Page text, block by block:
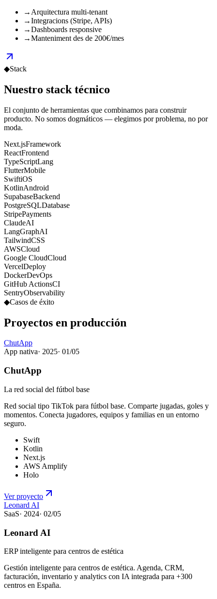
→ Arquitectura multi-tenant
→Integracions (Stripe, APIs)
→Dashboards responsive
→Manteniment des de 200€/mes
◆Stack
Nuestro stack técnico
El conjunto de herramientas que combinamos para construir
producto. No somos dogmáticos — elegimos por problema, no por
moda.
Next.jsFramework
ReactFrontend
TypeScriptLang
FlutterMobile
SwiftiOS
KotlinAndroid
SupabaseBackend
PostgreSQLDatabase
StripePayments
ClaudeAI
LangGraphAI
TailwindCSS
AWSCloud
Google CloudCloud
VercelDeploy
DockerDevOps
GitHub ActionsCI
SentryObservability
◆Casos de éxito
Proyectos en producción
ChutApp
App nativa· 2025· 01/05
ChutApp
La red social del fútbol base
Red social tipo TikTok para fútbol base. Comparte jugadas, goles y
momentos. Conecta jugadores, equipos y familias en un entorno
seguro.
Swift
Kotlin
Next.js
AWS Amplify
Holo
Ver proyecto
Leonard AI
SaaS· 2024· 02/05
Leonard AI
ERP inteligente para centros de estética
Gestión inteligente para centros de estética. Agenda, CRM,
facturación, inventario y analytics con IA integrada para +300
centros en España.